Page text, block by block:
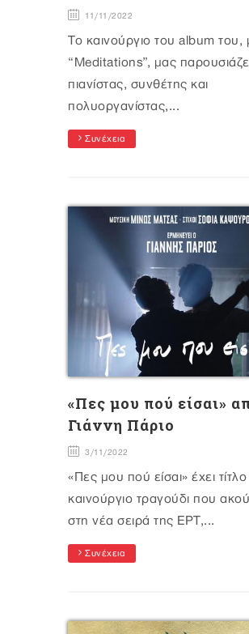
11/11/2022
Το καινούργιο του album του,
“Meditations”, μας
πιανίστας, συνθέτης και
πολυοργανίστας,...
Συνέχεια
«Πες μου πού είσαι»
Γιάννη Πάριο
3/11/2022
«Πες μου πού είσαι» έχει τίτλο
καινούργιο τραγούδι που
στη νέα σειρά της ΕΡΤ,...
Συνέχεια